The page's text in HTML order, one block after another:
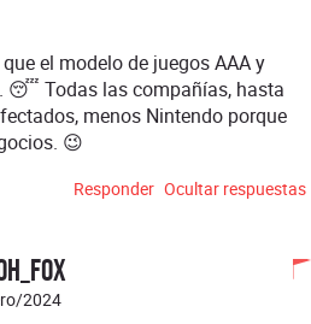
el modelo de juegos AAA y
😴 Todas las compañías, hasta
menos Nintendo porque
😉
Responder Ocultar respuestas
2024